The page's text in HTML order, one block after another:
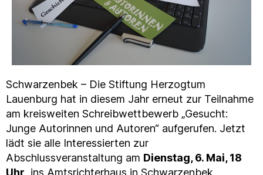
Schwarzenbek – Die Stiftung Herzogtum
Lauenburg hat in diesem Jahr erneut zur Teilnahme
am kreisweiten Schreibwettbewerb „Gesucht:
Junge Autorinnen und Autoren“ aufgerufen. Jetzt
lädt sie alle Interessierten zur
Abschlussveranstaltung am Dienstag, 6. Mai, 18